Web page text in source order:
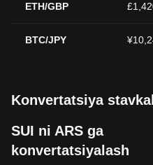
ETH/GBP
BTC/JPY
Konvertatsiya
SUI ni ARS ga
konvertatsiyalash